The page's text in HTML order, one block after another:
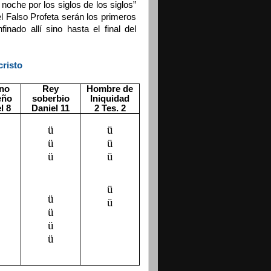
por los siglos de los siglos”
Falso Profeta serán los primeros
allí sino hasta el final del
8
Rey
soberbio
Daniel 11
Hombre de
Iniquidad
2 Tes. 2
ü
ü
ü
ü
ü
ü
ü
ü
ü
ü
ü
ü